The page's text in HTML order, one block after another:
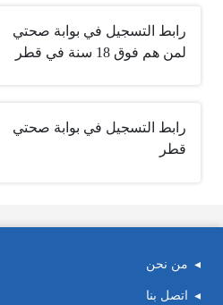
رابط التسجيل في بوابة صحتي
لمن هم فوق 18 سنة في قطر
رابط التسجيل في بوابة صحتي
قطر
من نحن
اتصل بنا